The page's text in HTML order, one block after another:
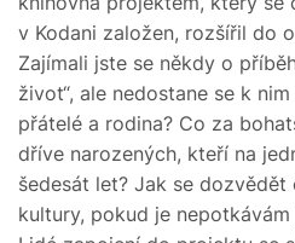
v Kodani založen, rozšířil do
Zajímali jste se někdy o
život“, ale nedostane se k
přátelé a rodina? Co za
dříve narozených, kteří na
šedesát let? Jak se
kultury, pokud je